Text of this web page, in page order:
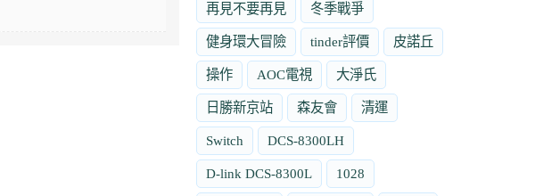
再見不要再見 冬季戰爭
健身環大冒險 tinder評價 皮諾丘
操作 AOC電視 大淨氏
日勝新京站 森友會 清運
Switch DCS-8300LH
D-link DCS-8300L 1028